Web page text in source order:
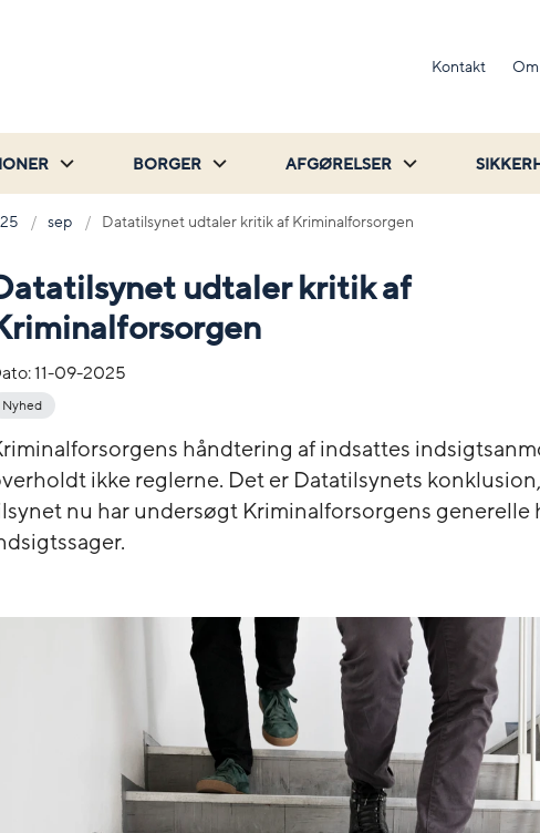
Kontakt
BORGER AFGØRELSER
sep Datatilsynet udtaler kritik af Kriminalforsorgen
udtaler kritik af
11-09-2025
Nyhed
håndtering af indsattes
ikke reglerne. Det er Datatilsynets
nu har undersøgt Kriminalforsorgens generelle